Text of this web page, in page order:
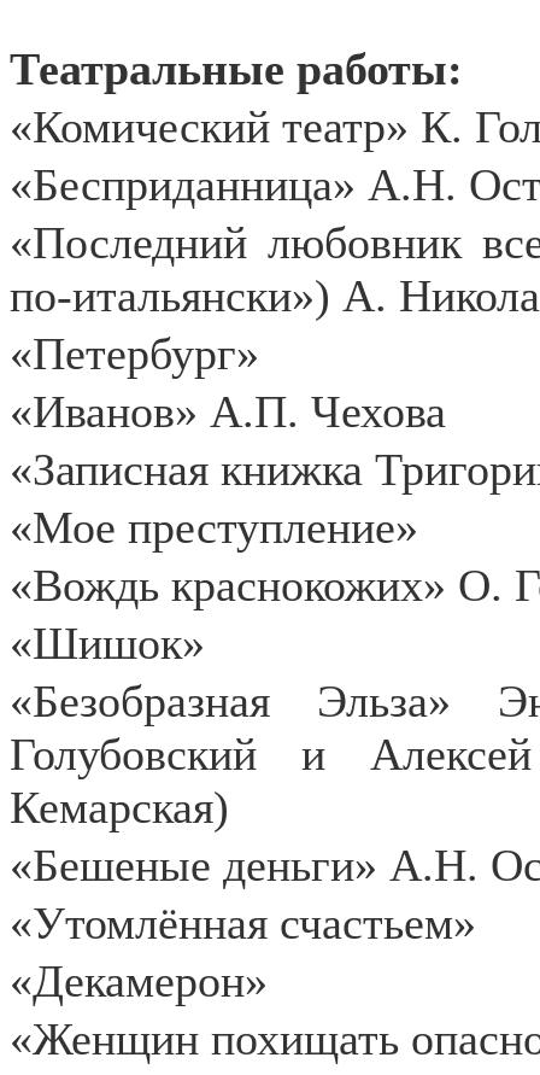
Театральные работы:
«Комический театр» К.
«Бесприданница» А.Н.
«Последний любовник
по-итальянски») А.
«Петербург»
«Иванов» А.П. Чехова
«Записная книжка
«Мое преступление»
«Вождь краснокожих» О.
«Шишок»
«Безобразная Эльза»
Голубовский и
Кемарская)
«Бешеные деньги» А.Н.
«Утомлённая счастьем»
«Декамерон»
«Женщин похищать